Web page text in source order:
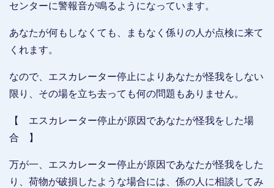
センターに警報音が鳴るようになっています。
あなたが何もしなくても、まもなく係りの人が点検に来て
くれます。
なので、エスカレーター停止によりあなたが怪我をしない
限り、その場を立ち去っても何の問題もありません。
【 エスカレーター停止が原因であなたが怪我をした場
合 】
万が一、エスカレーター停止が原因であなたが怪我をした
り、荷物が破損したような場合には、係の人に相談してみ